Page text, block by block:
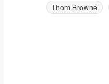
Thom Browne